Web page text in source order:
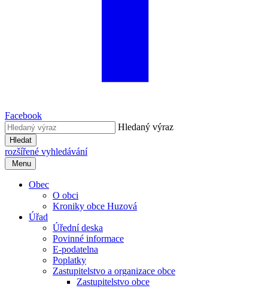
Facebook
Hledaný výraz
Hledat
rozšířené vyhledávání
Menu
Obec
O obci
Kroniky obce Huzová
Úřad
Úřední deska
Povinné informace
E-podatelna
Poplatky
Zastupitelstvo a organizace obce
Zastupitelstvo obce